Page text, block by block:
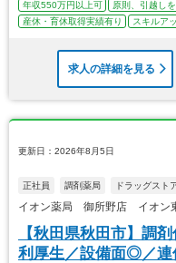
年収550万円以上可 原則、引越し
産休・育休取得実績有り
スキルア
求人の詳細を見る
更新日：2026年8月5日
正社員 調剤薬局 ドラッグスト
イオン薬局 御所野店 イオン
【秋田県秋田市】調
利厚生／設備面◎／連